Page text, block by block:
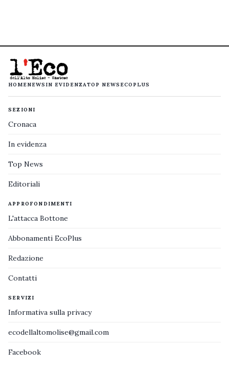
HOMENEWS IN EVIDENZATOP NEWS ECOPLUS
SEZIONI
Cronaca
In evidenza
Top News
Editoriali
APPROFONDIMENTI
L'attacca Bottone
Abbonamenti EcoPlus
Redazione
Contatti
SERVIZI
Informativa sulla privacy
ecodellaltomolise@gmail.com
Facebook